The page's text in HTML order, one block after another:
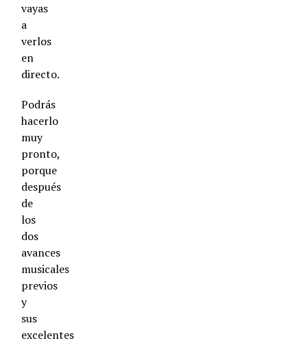
vayas
a
verlos
en
directo.
Podrás
hacerlo
muy
pronto,
porque
después
de
los
dos
avances
musicales
previos
y
sus
excelentes